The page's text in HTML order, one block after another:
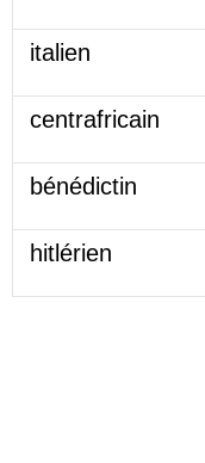
italien
centrafricain
bénédictin
hitlérien